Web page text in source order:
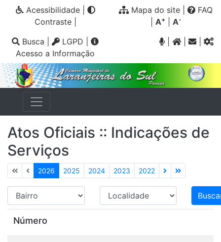
Acessibilidade|
Contraste|
Mapa do site
FAQ
A+ A-
Busca LGPD
Acesso a Informação
|
Atos Oficiais :: Indicações de
Serviços
2026 2025 2024 2023 2022
Número